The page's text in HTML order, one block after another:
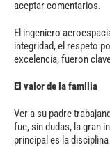
aceptar comentarios.
El ingeniero
integridad, el respeto
excelencia, fueron
El valor de la familia
Ver a su padre
fue, sin dudas, la gran
principal es la